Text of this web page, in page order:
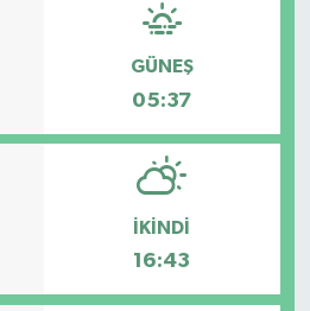
GÜNEŞ
05:37
İKINDI
16:43